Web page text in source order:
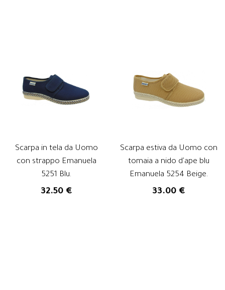
Scarpa in tela da Uomo
con strappo Emanuela
5251 Blu.
32.50 €
Scarpa estiva da Uomo con
tomaia a nido d'ape blu
Emanuela 5254 Beige.
33.00 €